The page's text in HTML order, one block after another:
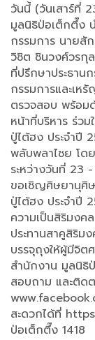
วันนี้ (วันเสาร์ที่
มูลนิธิป่อเต็กตึ๊ง
กรรมการ นายสั
วิชิต ชินวงศ์วรกุ
ที่ปรึกษาประธา
กรรมการและเ
ตรวจสอบ พร้อม
หน้าที่บริหาร ร่ว
ปู่ไต้ฮง ประจำปี
พลับพลาไชย โด
ระหว่างวันที่ 23
ขอเชิญศิษยานุศิ
ปู่ไต้ฮง ประจำปี
ความเป็นสิริมงค
ประทานสาคูสิริม
บรรจุถุงให้ผู้มีจิ
สำนักงาน มูลนิธิ
สอบถาม และติด
สะดวกได้ที่
ป่อเต็กตึ๊ง 1418